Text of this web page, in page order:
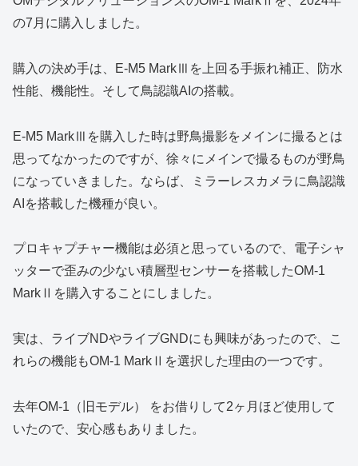
の7月に購入しました。
購入の決め手は、E-M5 MarkⅢを上回る手振れ補正、防水
性能、機能性。そして鳥認識AIの搭載。
E-M5 MarkⅢを購入した時は野鳥撮影をメインに撮るとは
思ってなかったのですが、徐々にメインで撮るものが野鳥
になっていきました。ならば、ミラーレスカメラに鳥認識
AIを搭載した機種が良い。
プロキャプチャー機能は必須と思っているので、電子シャ
ッターで歪みの少ない積層型センサーを搭載したOM-1
MarkⅡを購入することにしました。
実は、ライブNDやライブGNDにも興味があったので、こ
れらの機能もOM-1 MarkⅡを選択した理由の一つです。
去年OM-1（旧モデル） をお借りして2ヶ月ほど使用して
いたので、安心感もありました。